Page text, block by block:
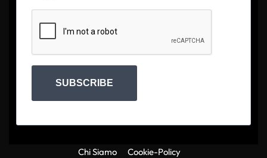
SUBSCRIBE
Chi Siamo Cookie-Policy